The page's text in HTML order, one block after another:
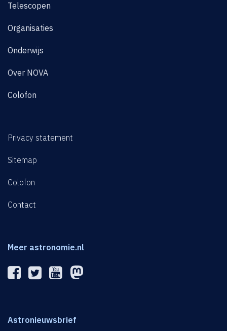
Telescopen
Organisaties
Onderwijs
Over NOVA
Colofon
Privacy statement
Sitemap
Colofon
Contact
Meer astronomie.nl
Astronieuwsbrief